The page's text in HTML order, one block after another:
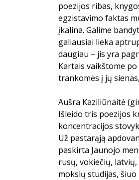
poezijos ribas,
egzistavimo faktas
įkalina. Galime
galiausiai lieka
daugiau – jis yra
Kartais vaikštome
trankomės į jų
Aušra Kaziliūnaitė
Išleido tris poezijos
koncentracijos
Už pastarąją
paskirta Jaunojo
rusų, vokiečių,
mokslų studijas,